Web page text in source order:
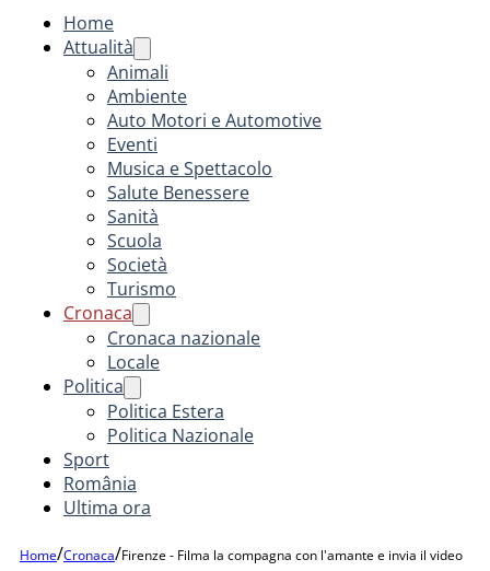
Home
Attualità
Animali
Ambiente
Auto Motori e Automotive
Eventi
Musica e Spettacolo
Salute Benessere
Sanità
Scuola
Società
Turismo
Cronaca
Cronaca nazionale
Locale
Politica
Politica Estera
Politica Nazionale
Sport
România
Ultima ora
Home/Cronaca/Firenze - Filma la compagna con l'amante e invia il video